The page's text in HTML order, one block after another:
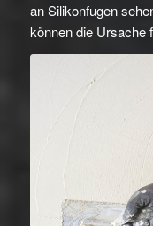
an Silikonfugen
können die Ursache